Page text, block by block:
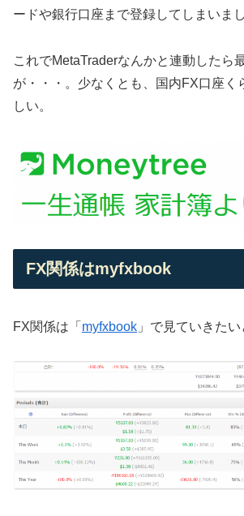
ードや銀行口座まで登録してしまいまし
これでMetaTraderなんかと連動したら
が・・・。少なくとも、国内FX口座く
しい。
FX関係はmyfxbook
FX関係は「 myfxbook 」で見ていきたい